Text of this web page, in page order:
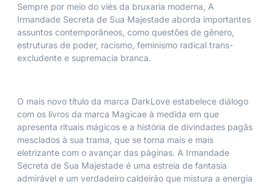
Sempre por meio do viés da bruxaria moderna , A
Irmandade Secreta de Sua Majestade aborda importantes
assuntos contemporâneos, como questões de gênero,
estruturas de poder, racismo, feminismo radical trans-
excludente e supremacia branca.
O mais novo título da marca DarkLove estabelece diálogo
com os livros da marca Magicae à medida em que
apresenta rituais mágicos e a história de divindades pagãs
mesclados à sua trama, que se torna mais e mais
eletrizante com o avançar das páginas. A Irmandade
Secreta de Sua Majestade é uma estreia de fantasia
admirável e um verdadeiro caldeirão que mistura a energia